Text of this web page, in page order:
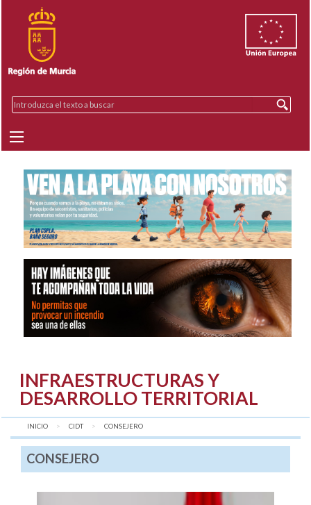
INFRAESTRUCTURAS Y
DESARROLLO TERRITORIAL
INICIO CIDT AQUÍ:
CONSEJERO
CONSEJERO